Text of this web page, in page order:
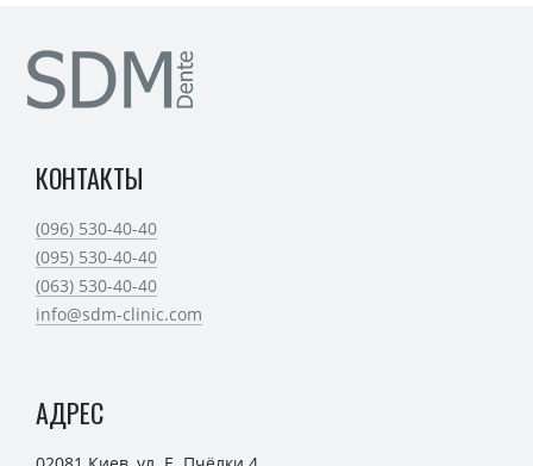
КОНТАКТЫ
(096) 530-40-40
(095) 530-40-40
(063) 530-40-40
info@sdm-clinic.com
АДРЕС